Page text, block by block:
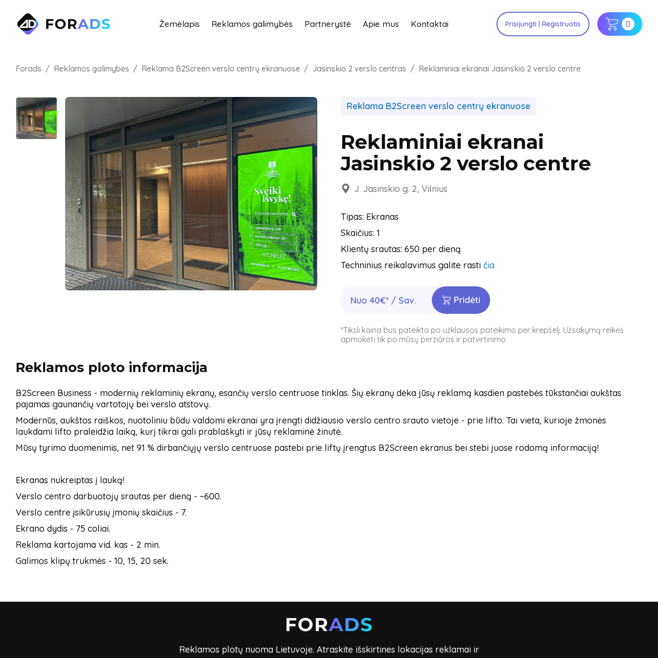
Žemėlapis Reklamos galimybės Partnerystė Apie mus Kontaktai Prisijungti | Registruotis 0
Forads Reklamos galimybės Reklama B2Screen verslo centrų ekranuose Jasinskio 2 verslo centras Reklaminiai ekranai Jasinskio 2 verslo centre
Reklama B2Screen verslo centrų ekranuose
Reklaminiai ekranai
Jasinskio 2 verslo centre
J. Jasinskio g. 2, Vilnius
Tipas: Ekranas
Skaičius: 1
Klientų srautas: 650 per dieną
Techninius reikalavimus galite rasti čia
Nuo 40€* / Sav. Pridėti
*Tiksli kaina bus pateikta po užklausos pateikimo per krepšelį. Užsakymą reikės
apmokėti tik po mūsų peržiūros ir patvirtinimo.
Reklamos ploto informacija
B2Screen Business - modernių reklaminių ekranų, esančių verslo centruose tinklas. Šių ekranų dėka jūsų reklamą kasdien pastebės tūkstančiai aukštas
pajamas gaunančių vartotojų bei verslo atstovų.
Modernūs, aukštos raiškos, nuotoliniu būdu valdomi ekranai yra įrengti didžiausio verslo centro srauto vietoje - prie lifto. Tai vieta, kurioje žmonės
laukdami lifto praleidžia laiką, kurį tikrai gali prablaškyti ir jūsų reklaminė žinutė.
Mūsų tyrimo duomenimis, net 91 % dirbančiųjų verslo centruose pastebi prie liftų įrengtus B2Screen ekranus bei stebi juose rodomą informaciją!
Ekranas nukreiptas į lauką!
Verslo centro darbuotojų srautas per dieną - ~600.
Verslo centre įsikūrusių įmonių skaičius - 7.
Ekrano dydis - 75 coliai.
Reklama kartojama vid. kas - 2 min.
Galimos klipų trukmės - 10, 15, 20 sek.
Reklamos plotų nuoma Lietuvoje. Atraskite išskirtines lokacijas reklamai ir